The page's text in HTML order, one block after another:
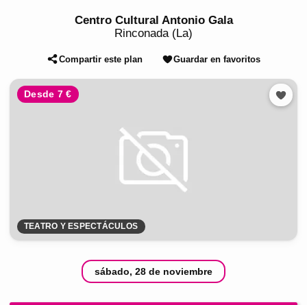
Centro Cultural Antonio Gala
Rinconada (La)
Compartir este plan Guardar en favoritos
Desde 7 €
TEATRO Y ESPECTÁCULOS
sábado, 28 de noviembre